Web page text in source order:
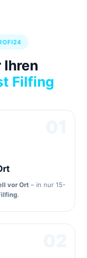
Ihren
Filfing
vor Ort– in nur 15-
.